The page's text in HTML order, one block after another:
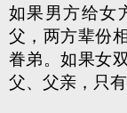
如果男方给女
父，两方辈份
眷弟。如果女
父、父亲，只